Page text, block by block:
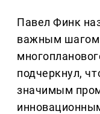
Павел Финк
важным шагом
подчеркнул,
значимым